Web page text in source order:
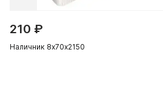
210 ₽
Наличник 8х70х2150